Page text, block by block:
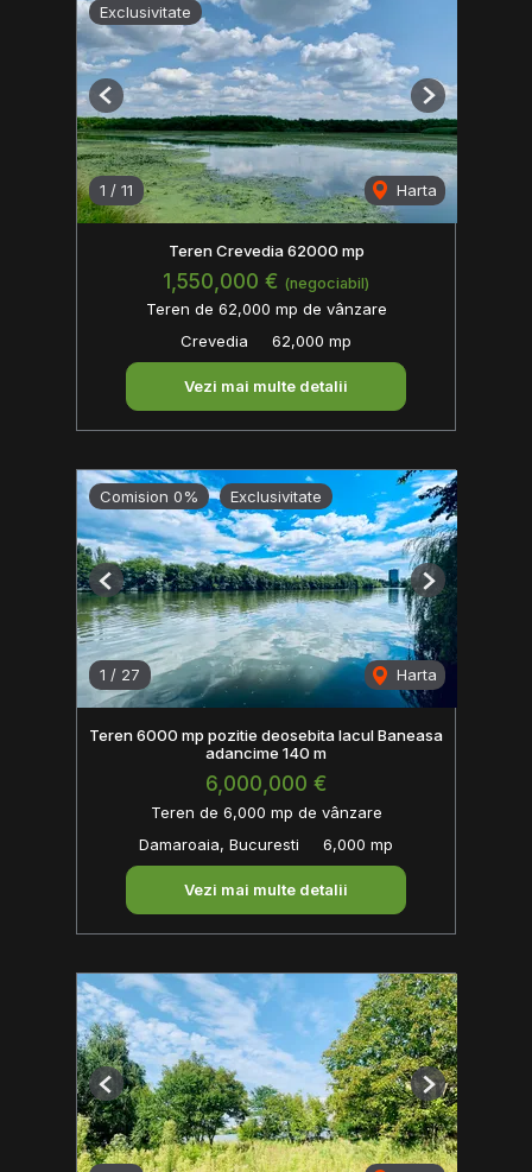
Exclusivitate
1 / 11 Harta
Previous Next
Teren Crevedia 62000 mp
1,550,000 € (negociabil)
Teren de 62,000 mp de vânzare
Crevedia
62,000 mp
Vezi mai multe detalii
Comision 0% Exclusivitate
1 / 27 Harta
Previous Next
Teren 6000 mp pozitie deosebita lacul Baneasa
adancime 140 m
6,000,000 €
Teren de 6,000 mp de vânzare
Damaroaia, Bucuresti
6,000 mp
Vezi mai multe detalii
Previous Next